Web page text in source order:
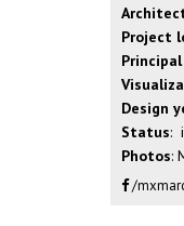
Project
Design
Status:
Photos:
/